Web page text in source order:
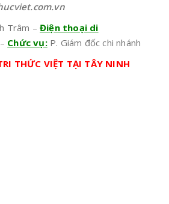
Trâm –Điện thoại di
Chức vụ:P. Giám đốc chi nhánh
THỨC VIỆT TẠI TÂY NINH